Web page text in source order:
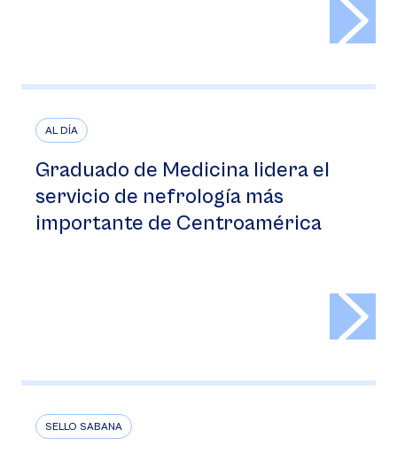
AL DÍA
Graduado de Medicina lidera el
servicio de nefrología más
importante de Centroamérica
SELLO SABANA